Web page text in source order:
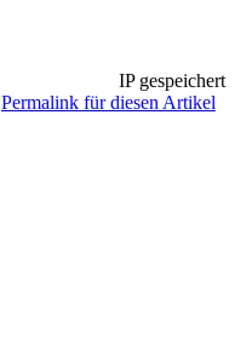
IP gespeichert
Permalink für diesen Artikel